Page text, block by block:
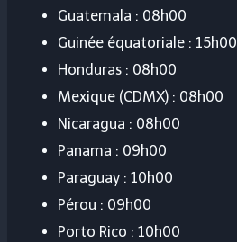
Guatemala : 08h00
Guinée équatoriale : 15h00
Honduras : 08h00
Mexique (CDMX) : 08h00
Nicaragua : 08h00
Panama : 09h00
Paraguay : 10h00
Pérou : 09h00
Porto Rico : 10h00